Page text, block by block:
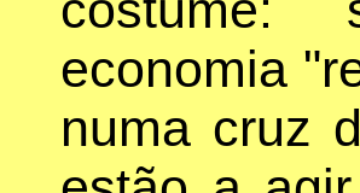
economia
numa cruz